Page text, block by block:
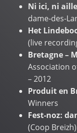
Ni ici, ni
dame-des-
Het
(live
Bretagne –
Association
– 2012
Produit en
Winners
Fest-noz:
(Coop Breizh)